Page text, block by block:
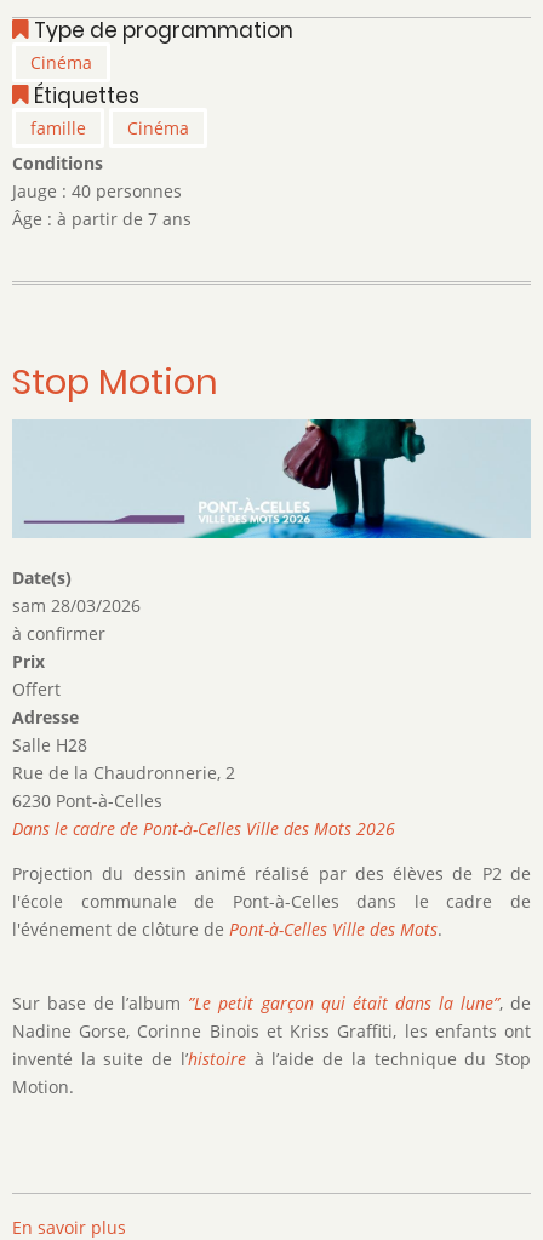
La
histoire
de
Type de programmation
Cinéma
Étiquettes
famille
Cinéma
Conditions
Jauge : 40 personnes
Âge : à partir de 7 ans
Stop Motion
Date(s)
sam 28/03/2026
à confirmer
Prix
Offert
Adresse
Salle H28
Rue de la Chaudronnerie, 2
6230 Pont-à-Celles
Dans le cadre de Pont-à-Celles Ville des Mots 2026
Projection du dessin animé réalisé par des élèves de P2 de
l'école communale de Pont-à-Celles dans le cadre de
l'événement de clôture de Pont-à-Celles Ville des Mots.
Sur base de l’album ”Le petit garçon qui était dans la lune”, de
Nadine Gorse, Corinne Binois et Kriss Graffiti, les enfants ont
inventé la suite de l’histoireà l’aide de la technique du Stop
Motion.
En savoir plus